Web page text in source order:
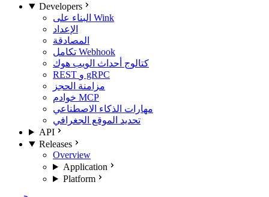
Developers
البناء على Wink
الإعداد
المصادقة
تكامل Webhook
كتالوج أحداث الويب هوك
REST و gRPC
مزامنة الحجز
خوادم MCP
مهارات الذكاء الاصطناعي
تحديد الموقع الجغرافي
API
Releases
Overview
Application
Platform